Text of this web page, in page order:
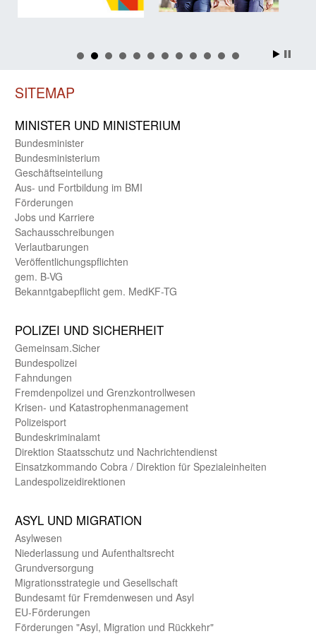
SITEMAP
MINISTER UND MINIST­ERIUM
Bundes­minister
Bundes­ministerium
Geschäfts­einteilung
Aus- und Fortbildung im BMI
Förderungen
Jobs und Karriere
Sachaus­schreibungen
Verlautbarungen
Veröffentlichungspflichten
gem. B-VG
Bekanntgabepflicht gem. MedKF-TG
POLIZEI UND SICHER­HEIT
Gemein­sam.Sicher
Bundes­polizei
Fahndungen
Fremdenpolizei und Grenzkontrollwesen
Krisen- und Katastrophen­management
Polizeisport
Bundes­kriminal­amt
Direktion Staats­schutz und Nach­richten­dienst
Einsatz­kommando Cobra / Direktion für Spezialeinheiten
Landes­polizei­direk­tionen
ASYL UND MIGRA­TION
Asyl­wesen
Nieder­lassung und Aufent­halts­recht
Grund­versorgung
Migrations­strategie und Gesell­schaft
Bundes­amt für Fremden­wesen und Asyl
EU-Förde­rungen
Förderungen "Asyl, Migration und Rückkehr"